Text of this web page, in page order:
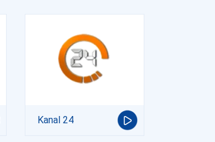
Kanal 24